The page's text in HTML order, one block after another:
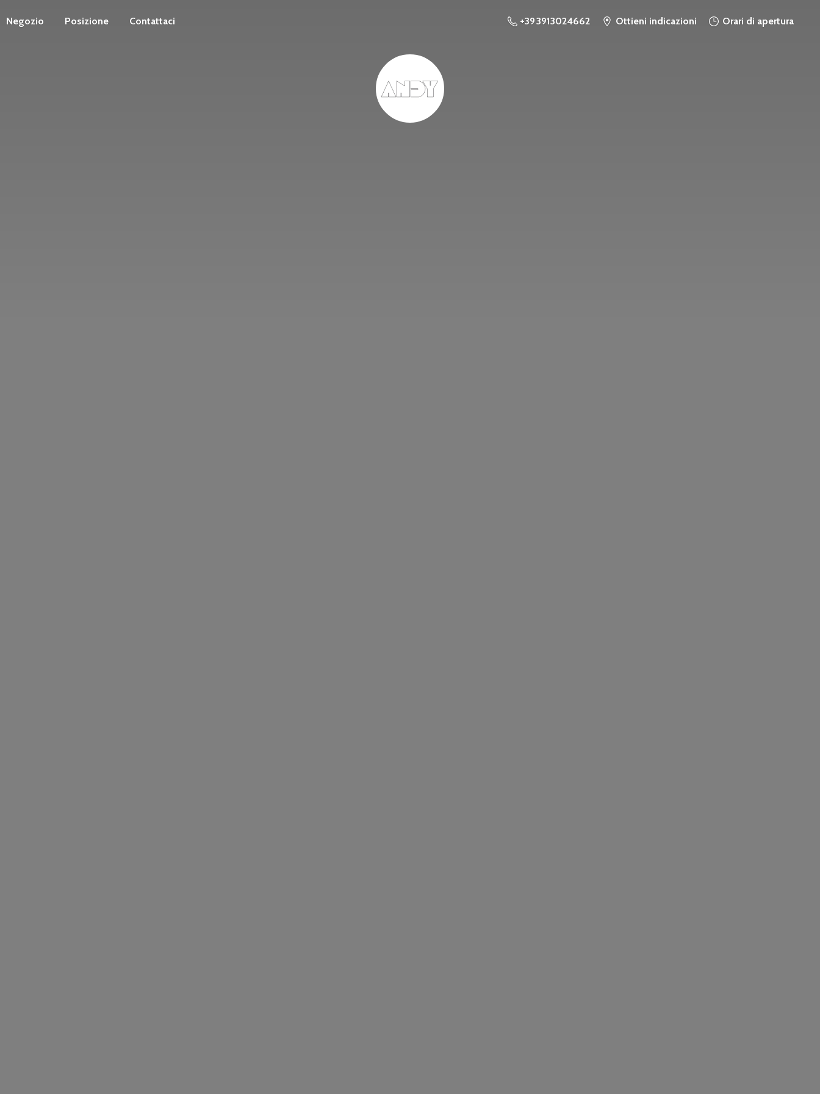
Negozio Posizione Contattaci +39 3913024662 Ottieni indicazioni Orari di apertura